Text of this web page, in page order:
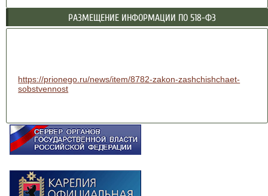
РАЗМЕЩЕНИЕ ИНФОРМАЦИИ ПО 518-ФЗ
https://prionego.ru/news/item/8782-zakon-zashchishchaet-
sobstvennost